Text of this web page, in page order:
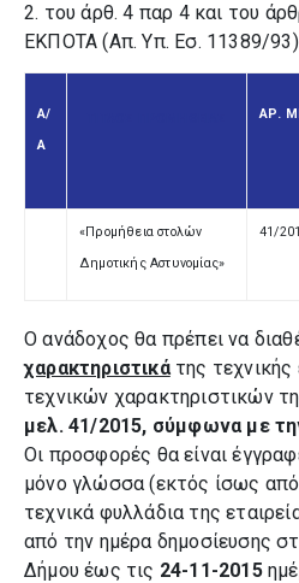
2. του άρθ. 4 παρ 4 και του
ΕΚΠΟΤΑ (Απ. Υπ. Εσ. 11389/93)
Α/
Α
ΑΡ.
«Προμήθεια στολών
Δημοτικής Αστυνομίας»
41/
Ο ανάδοχος θα πρέπει να
χαρακτηριστικάτης τεχνικής
τεχνικών χαρακτηριστικών
μελ. 41/2015, σύμφωνα με
Οι προσφορές θα είναι
μόνο γλώσσα (εκτός ίσως
τεχνικά φυλλάδια της
από την ημέρα δημοσίευσης
Δήμου έως τις 24-11-2015